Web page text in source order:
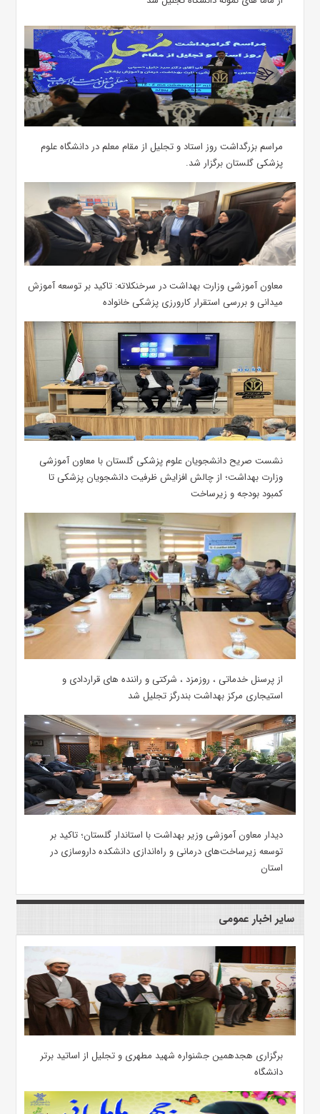
مراسم بزرگداشت روز استاد و تجلیل از مقام معلم در دانشگاه علوم
پزشکی گلستان برگزار شد.‌
معاون آموزشی وزارت بهداشت در سرخنکلاته: تاکید بر توسعه آموزش
میدانی و بررسی استقرار کارورزی پزشکی ‌خانواده
نشست صریح دانشجویان علوم پزشکی گلستان با معاون آموزشی
وزارت بهداشت؛ از چالش افزایش ظرفیت دانشجویان ‌پزشکی تا
کمبود بودجه و زیرساخت
از پرسنل خدماتی ، روزمزد ، شرکتی و راننده های قراردادی و
استیجاری مرکز بهداشت بندرگز تجلیل شد
دیدار معاون آموزشی وزیر بهداشت با استاندار گلستان؛ تاکید بر
توسعه زیرساخت‌های درمانی و راه‌اندازی دانشکده داروسازی در
استان
سایر اخبار عمومی
برگزاری هجدهمین جشنواره شهید مطهری و تجلیل از اساتید برتر
دانشگاه